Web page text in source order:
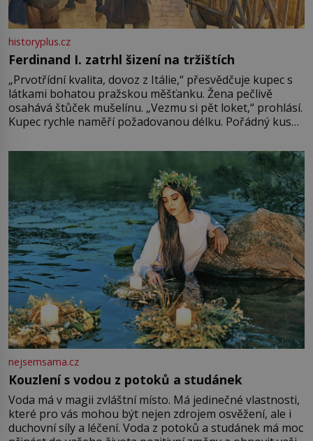
historyplus.cz
Ferdinand I. zatrhl šizení na tržištích
„Prvotřídní kvalita, dovoz z Itálie,“ přesvědčuje kupec s
látkami bohatou pražskou měšťanku. Žena pečlivě
osahává štůček mušelínu. „Vezmu si pět loket,“ prohlásí.
Kupec rychle naměří požadovanou délku. Pořádný kus
milostpaní. Stačí jenom na sukni,“ zhodnotí švadlena
množství růžového mušelínu. „Ošidili vás, podívejte.“
nejsemsama.cz
Kouzlení s vodou z potoků a studánek
Voda má v magii zvláštní místo. Má jedinečné vlastnosti,
které pro vás mohou být nejen zdrojem osvěžení, ale i
duchovní síly a léčení. Voda z potoků a studánek má moc